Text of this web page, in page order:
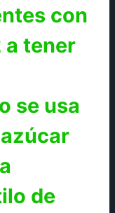
con
a tener
se usa
de